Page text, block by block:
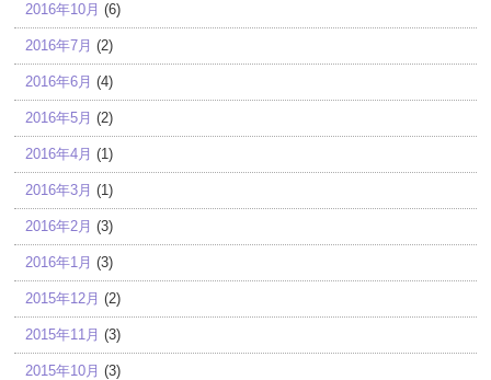
2016年10月 (6)
2016年7月 (2)
2016年6月 (4)
2016年5月 (2)
2016年4月 (1)
2016年3月 (1)
2016年2月 (3)
2016年1月 (3)
2015年12月 (2)
2015年11月 (3)
2015年10月 (3)